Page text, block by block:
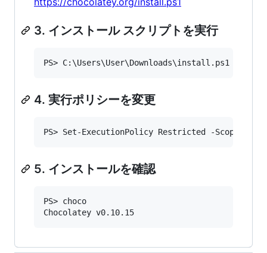
3. インストール スクリプトを実行
4. 実行ポリシーを変更
5. インストールを確認
PS> choco